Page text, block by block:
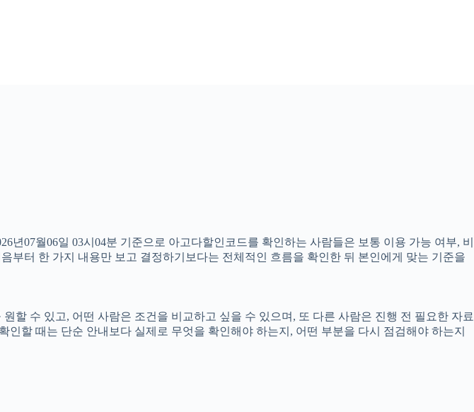
07월06일 03시04분 기준으로 아고다할인코드를 확인하는 사람들은 보통 이용 가능 여부, 비
부터 한 가지 내용만 보고 결정하기보다는 전체적인 흐름을 확인한 뒤 본인에게 맞는 기준을
할 수 있고, 어떤 사람은 조건을 비교하고 싶을 수 있으며, 또 다른 사람은 진행 전 필요한 자료
할 때는 단순 안내보다 실제로 무엇을 확인해야 하는지, 어떤 부분을 다시 점검해야 하는지